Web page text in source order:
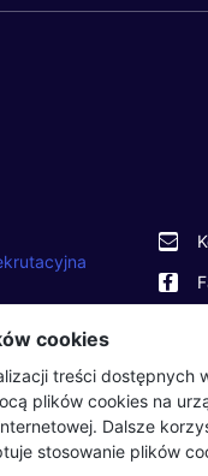
cookies
treści dostępnych
plików cookies na
Dalsze
stosowanie plików